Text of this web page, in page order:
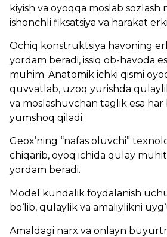
kiyish va oyoqqa moslab sozlash
ishonchli fiksatsiya va harakat
Ochiq konstruktsiya havoning
yordam beradi, issiq ob-havoda
muhim. Anatomik ichki qismi
quvvatlab, uzoq yurishda
va moslashuvchan taglik esa har
yumshoq qiladi.
Geox’ning “nafas oluvchi”
chiqarib, oyoq ichida qulay
yordam beradi.
Model kundalik foydalanish
bo‘lib, qulaylik va amaliylikni
Amaldagi narx va onlayn